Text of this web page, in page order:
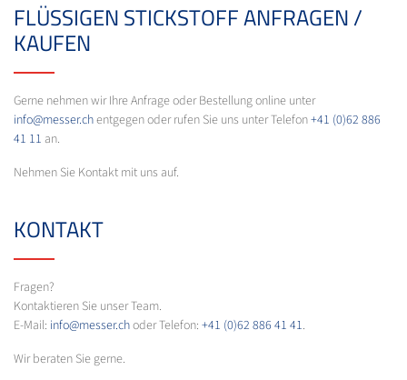
FLÜSSIGEN STICKSTOFF ANFRAGEN /
KAUFEN
Gerne nehmen wir Ihre Anfrage oder Bestellung online unter
info@messer.chentgegen oder rufen Sie uns unter Telefon+41 (0)62 886
41 11 an.
Nehmen Sie Kontakt mit uns auf.
KONTAKT
Fragen?
Kontaktieren Sie unser Team.
E-Mail: info@messer.choder Telefon: +41 (0)62 886 41 41.
Wir beraten Sie gerne.